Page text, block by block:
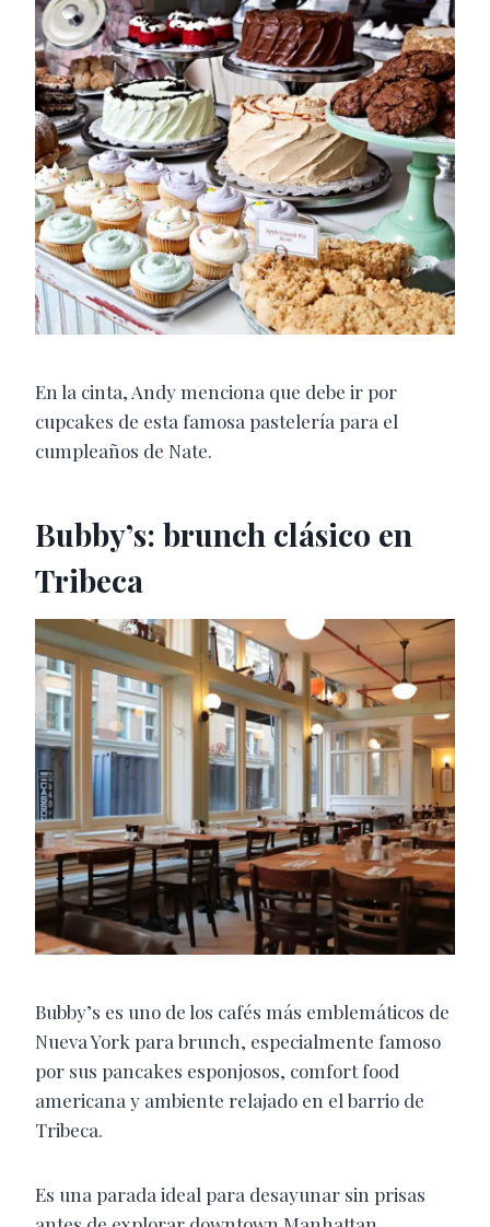
En la cinta, Andy menciona que debe ir por
cupcakes de esta famosa pastelería para el
cumpleaños de Nate.
Bubby’s: brunch clásico en
Tribeca
Bubby’s es uno de los cafés más emblemáticos de
Nueva York para brunch, especialmente famoso
por sus pancakes esponjosos, comfort food
americana y ambiente relajado en el barrio de
Tribeca.
Es una parada ideal para desayunar sin prisas